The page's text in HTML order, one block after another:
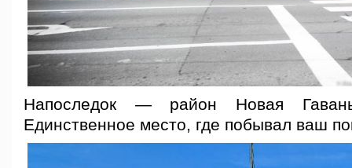
Напоследок — район Новая
Единственное место, где побывал ваш